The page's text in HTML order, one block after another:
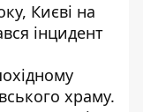
Києві на
інцидент
храму.